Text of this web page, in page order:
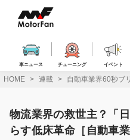
ス
車ニュース チューニング イベント
HOME 連載 自動車業界60秒ブ
物流業界の救世主？「
らす低床革命［自動車